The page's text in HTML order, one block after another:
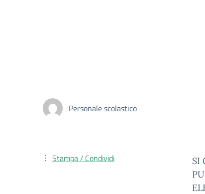
Personale scolastico
SI
Stampa / Condividi